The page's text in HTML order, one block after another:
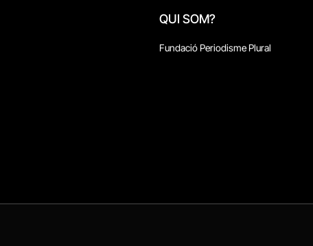
QUI SOM?
Fundació Periodisme Plural